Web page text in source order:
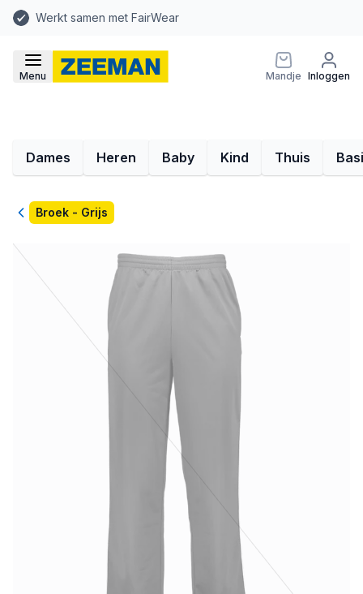
Werkt samen met FairWear
Menu Mandje Inloggen
Dames Heren Baby Kind Thuis
TerugBroek - Grijs